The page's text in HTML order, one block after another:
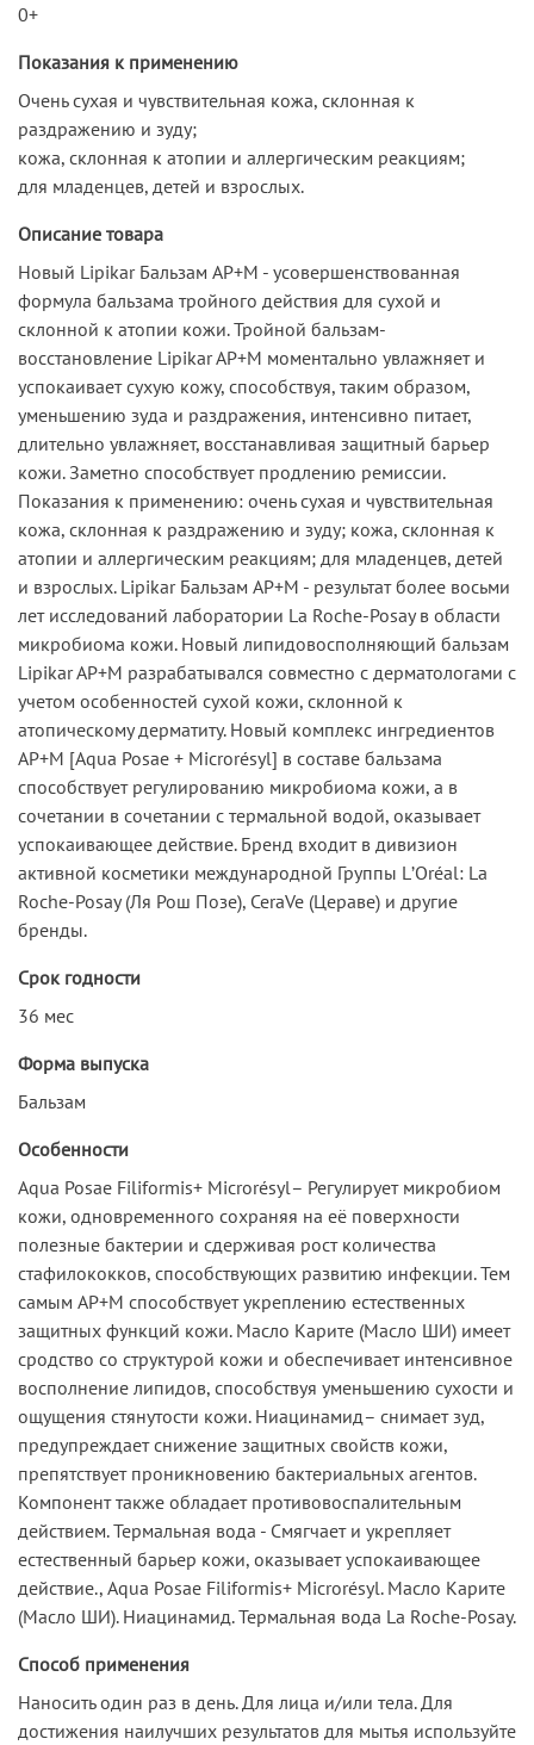
0+
Показания к применению
Очень сухая и чувствительная кожа, склонная к
раздражению и зуду;
кожа, склонная к атопии и аллергическим реакциям;
для младенцев, детей и взрослых.
Описание товара
Новый Lipikar Бальзам AP+M - усовершенствованная
формула бальзама тройного действия для сухой и
склонной к атопии кожи. Тройной бальзам-
восстановление Lipikar AP+M моментально увлажняет и
успокаивает сухую кожу, способствуя, таким образом,
уменьшению зуда и раздражения, интенсивно питает,
длительно увлажняет, восстанавливая защитный барьер
кожи. Заметно способствует продлению ремиссии.
Показания к применению: очень сухая и чувствительная
кожа, склонная к раздражению и зуду; кожа, склонная к
атопии и аллергическим реакциям; для младенцев, детей
и взрослых. Lipikar Бальзам AP+M - результат более восьми
лет исследований лаборатории La Roche-Posay в области
микробиома кожи. Новый липидовосполняющий бальзам
Lipikar AP+M разрабатывался совместно с дерматологами с
учетом особенностей сухой кожи, склонной к
атопическому дерматиту. Новый комплекс ингредиентов
AP+M [Aqua Posae + Microrésyl] в составе бальзама
способствует регулированию микробиома кожи, а в
сочетании в сочетании с термальной водой, оказывает
успокаивающее действие. Бренд входит в дивизион
активной косметики международной Группы LʼOréal: La
Roche-Posay (Ля Рош Позе), CeraVe (Цераве) и другие
бренды.
Срок годности
36 мес
Форма выпуска
Бальзам
Особенности
Aqua Posae Filiformis+ Microrésyl– Регулирует микробиом
кожи, одновременного сохраняя на её поверхности
полезные бактерии и сдерживая рост количества
стафилококков, способствующих развитию инфекции. Тем
самым AP+M способствует укреплению естественных
защитных функций кожи. Масло Карите (Масло ШИ) имеет
сродство со структурой кожи и обеспечивает интенсивное
восполнение липидов, способствуя уменьшению сухости и
ощущения стянутости кожи. Ниацинамид– снимает зуд,
предупреждает снижение защитных свойств кожи,
препятствует проникновению бактериальных агентов.
Компонент также обладает противовоспалительным
действием. Термальная вода - Смягчает и укрепляет
естественный барьер кожи, оказывает успокаивающее
действие., Aqua Posae Filiformis+ Microrésyl. Масло Карите
(Масло ШИ). Ниацинамид. Термальная вода La Roche-Posay.
Способ применения
Наносить один раз в день. Для лица и/или тела. Для
достижения наилучших результатов для мытья используйте